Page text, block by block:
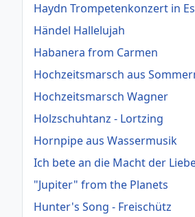
Haydn Trompetenkonzert in Es
Händel Hallelujah
Habanera from Carmen
Hochzeitsmarsch aus
Hochzeitsmarsch Wagner
Holzschuhtanz - Lortzing
Hornpipe aus Wassermusik
Ich bete an die Macht der
"Jupiter" from the Planets
Hunter's Song - Freischütz